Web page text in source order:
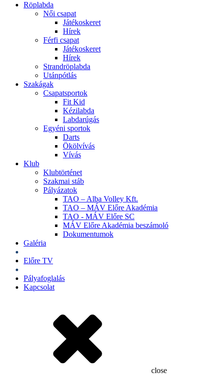
Röplabda
Női csapat
Játékoskeret
Hírek
Férfi csapat
Játékoskeret
Hírek
Strandröplabda
Utánpótlás
Szakágak
Csapatsportok
Fit Kid
Kézilabda
Labdarúgás
Egyéni sportok
Darts
Ökölvívás
Vívás
Klub
Klubtörténet
Szakmai stáb
Pályázatok
TAO – Alba Volley Kft.
TAO – MÁV Előre Akadémia
TAO - MÁV Előre SC
MÁV Előre Akadémia beszámoló
Dokumentumok
Galéria
Előre TV
Pályafoglalás
Kapcsolat
close